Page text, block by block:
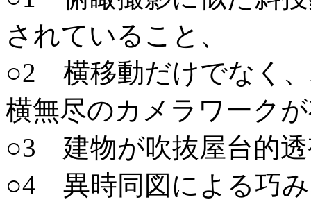
されていること、
○2 横移動だけでなく
横無尽のカメラワーク
○3 建物が吹抜屋台的
○4 異時同図による巧